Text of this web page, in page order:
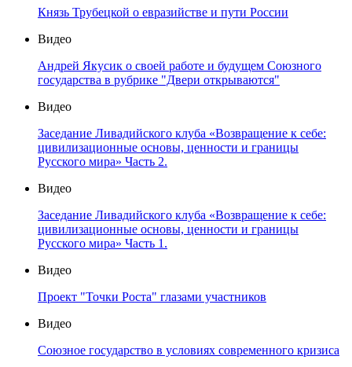
Князь Трубецкой о евразийстве и пути России
Видео
Андрей Якусик о своей работе и будущем Союзного
государства в рубрике "Двери открываются"
Видео
Заседание Ливадийского клуба «Возвращение к себе:
цивилизационные основы, ценности и границы
Русского мира» Часть 2.
Видео
Заседание Ливадийского клуба «Возвращение к себе:
цивилизационные основы, ценности и границы
Русского мира» Часть 1.
Видео
Проект "Точки Роста" глазами участников
Видео
Союзное государство в условиях современного кризиса